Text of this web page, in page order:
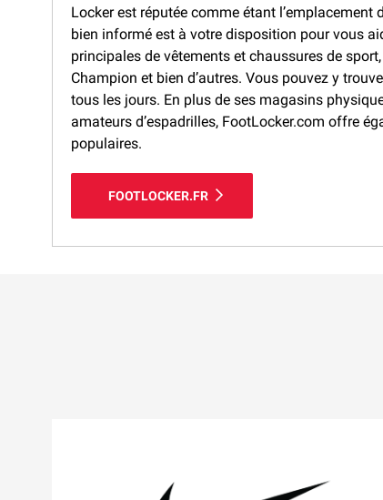
Locker est réputée comme étant
bien informé est à votre disposition pour vous
principales de vêtements et chaussures de
Champion et bien d’autres. Vous pouvez y
tous les jours. En plus de ses magasins
amateurs d’espadrilles, FootLocker.com offre
populaires.
FOOTLOCKER.FR